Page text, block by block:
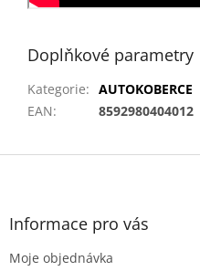
Doplňkové parametry
Kategorie: AUTOKOBERCE
EAN: 8592980404012
Z
Informace pro vás
Moje objednávka